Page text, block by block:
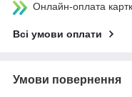
Онлайн-оплата
Всі умови оплати
Умови повернення